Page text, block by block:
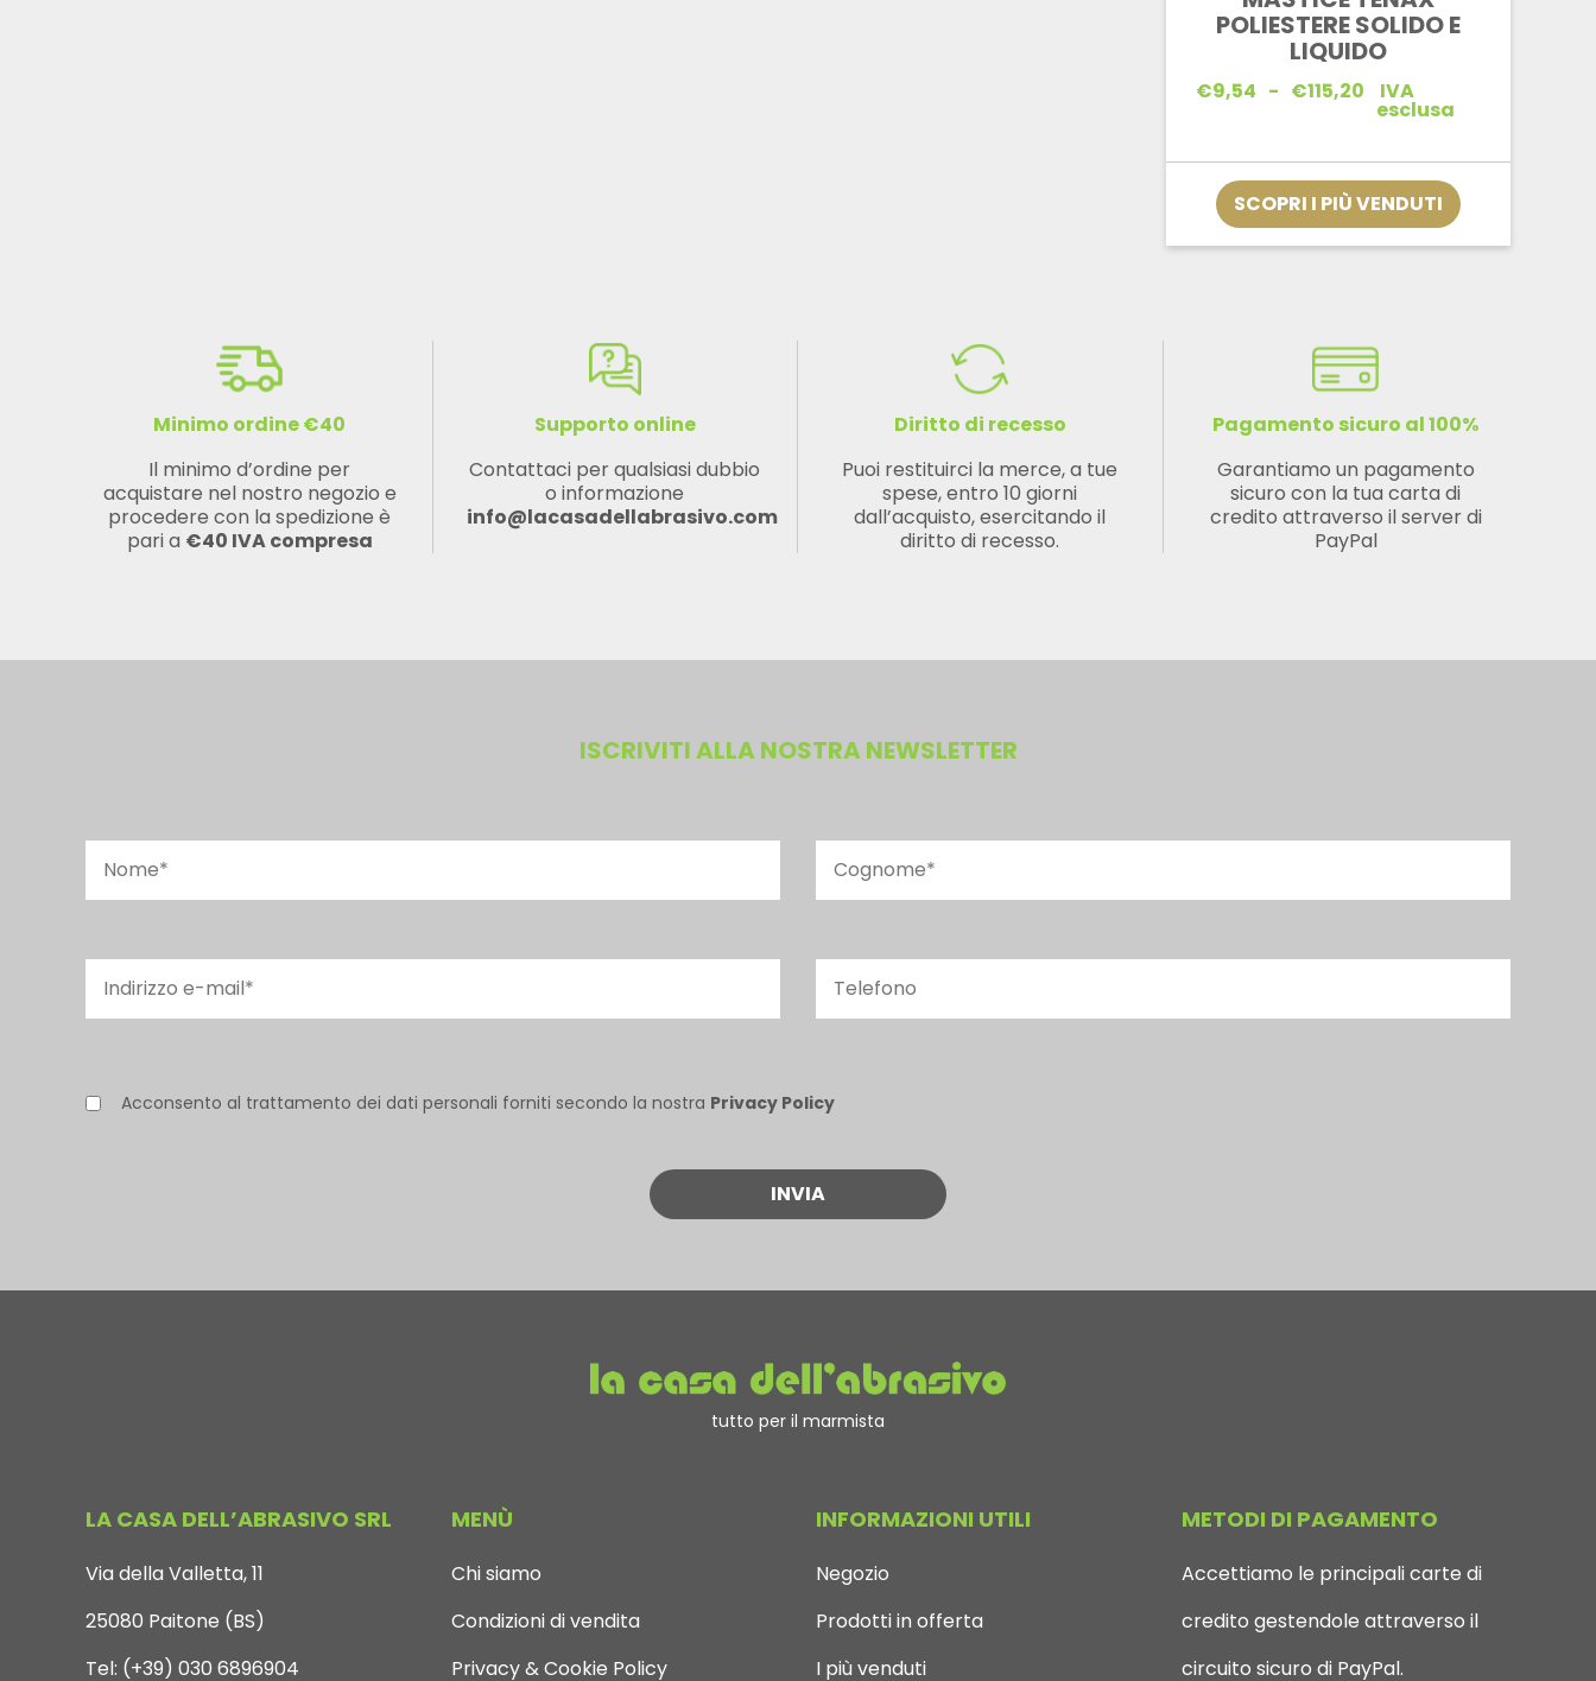
POLIESTERE SOLIDO E
LIQUIDO
€9,54 - €115,20Fascia
di
€9,54
a
€115,20
IVA
esclusa
SCOPRI I PIÙ VENDUTI
Minimo ordine €40
Il minimo d’ordine per
acquistare nel nostro negozio e
procedere con la spedizione è
pari a €40 IVA compresa
Supporto online
Contattaci per qualsiasi dubbio
o informazione
info@lacasadellabrasivo.com
Diritto di recesso
Puoi restituirci la merce, a tue
spese, entro 10 giorni
dall’acquisto, esercitando il
diritto di recesso.
Pagamento sicuro al 100%
Garantiamo un pagamento
sicuro con la tua carta di
credito attraverso il server di
PayPal
ISCRIVITI ALLA NOSTRA NEWSLETTER
Acconsento al trattamento dei dati personali forniti secondo la nostra Privacy Policy
tutto per il marmista
LA CASA DELL’ABRASIVO SRL
Via della Valletta, 11
25080 Paitone (BS)
Tel: (+39) 030 6896904
MENÙ
Chi siamo
Condizioni di vendita
Privacy & Cookie Policy
INFORMAZIONI UTILI
Negozio
Prodotti in offerta
I più venduti
METODI DI PAGAMENTO
Accettiamo le principali carte di
credito gestendole attraverso il
circuito sicuro di PayPal.